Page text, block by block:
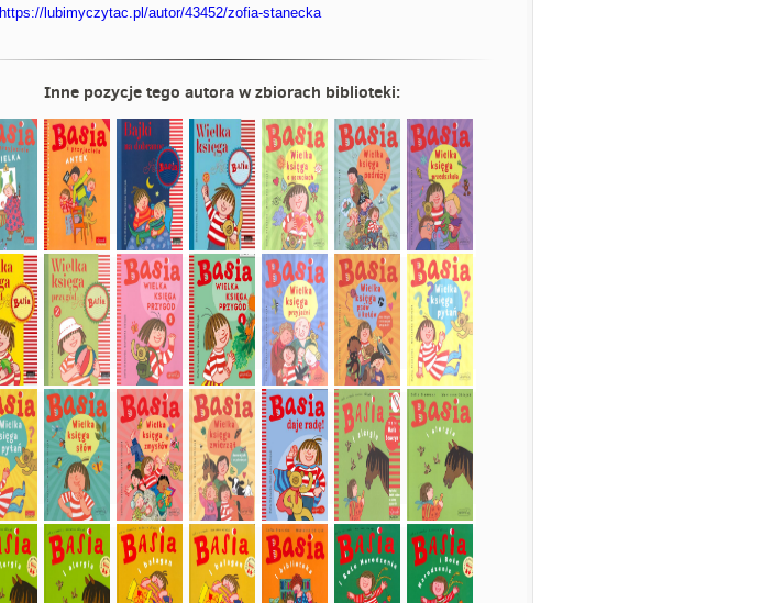
https://lubimyczytac.pl/autor/43452/zofia-stanecka
Inne pozycje tego autora w zbiorach biblioteki: